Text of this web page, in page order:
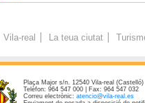
Vila-real La teua ciutat
Plaça Major s/n. 12540 Vila-real (Castelló)
Telèfon: 964 547 000 | Fax: 964 547 032
Correu electrònic: atencio@vila-real.es